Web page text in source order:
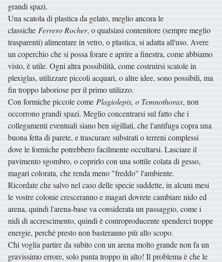
grandi spazi.
Una scatola di plastica da gelato, meglio ancora le
classiche Ferrero Rocher, o qualsiasi contenitore (sempre meglio
trasparenti) alimentare in vetro, o plastica, si adatta all'uso. Avere
un coperchio che si possa forare e aprire a finestra, come abbiamo
visto, è utile. Ogni altra possibilità, come costruirsi scatole in
plexiglas, utilizzare piccoli acquari, o altre idee, sono possibili, ma
fin troppo laboriose per il primo utilizzo.
Con formiche piccole come Plagiolepis, o Temnothorax, non
occorrono grandi spazi. Meglio concentrarsi sul fatto che i
collegamenti eventuali siano ben sigillati, che l'antifuga copra una
buona fetta di parete, e trascurare substrati o terreni complessi
dove le formiche potrebbero facilmente occultarsi. Lasciare il
pavimento sgombro, o coprirlo con una sottile colata di gesso,
magari colorata, che renda meno "freddo" l'ambiente.
Ricordate che salvo nel caso delle specie suddette, in alcuni mesi
le vostre colonie cresceranno e magari dovrete cambiare nido ed
arena, quindi l'arena-base va considerata un passaggio, come i
nidi di accrescimento, quindi è controproducente spenderci troppe
energie, perché presto non basteranno più allo scopo.
Chi voglia partire da subito con un arena molto grande non fa un
gravissimo errore, solo punta troppo in alto! Il problema è che le